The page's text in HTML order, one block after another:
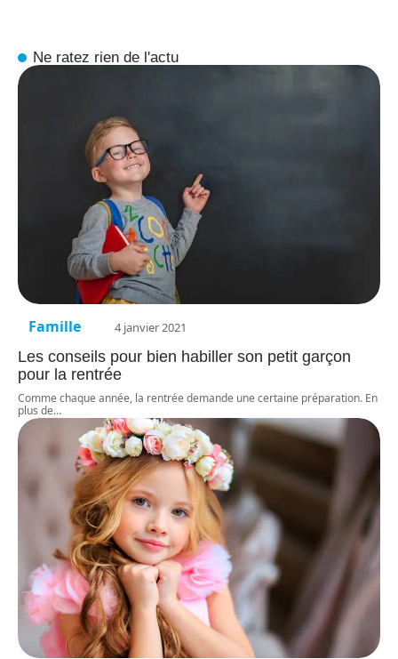
Ne ratez rien de l'actu
Famille 4 janvier 2021
Les conseils pour bien habiller son petit garçon
pour la rentrée
Comme chaque année, la rentrée demande une certaine préparation. En
plus de…